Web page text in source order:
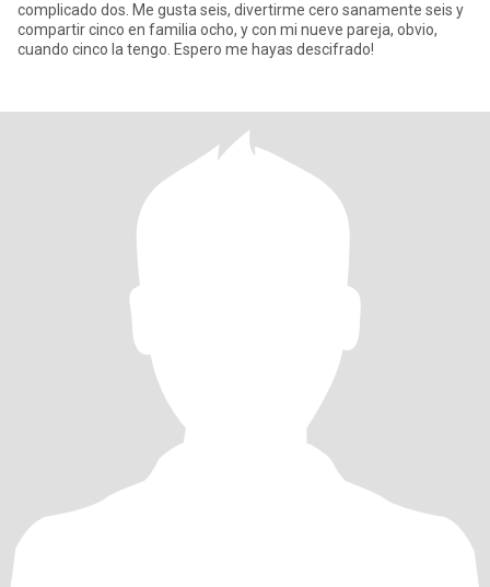
complicado dos. Me gusta seis, divertirme cero sanamente seis y
compartir cinco en familia ocho, y con mi nueve pareja, obvio,
cuando cinco la tengo. Espero me hayas descifrado!